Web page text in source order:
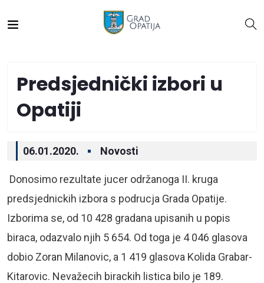
Predsjednički izbori u
Opatiji
06.01.2020. Novosti
Donosimo rezultate jucer održanoga II. kruga
predsjednickih izbora s podrucja Grada Opatije.
Izborima se, od 10 428 gradana upisanih u popis
biraca, odazvalo njih 5 654. Od toga je 4 046 glasova
dobio Zoran Milanovic, a 1 419 glasova Kolida Grabar-
Kitarovic. Nevažecih birackih listica bilo je 189.